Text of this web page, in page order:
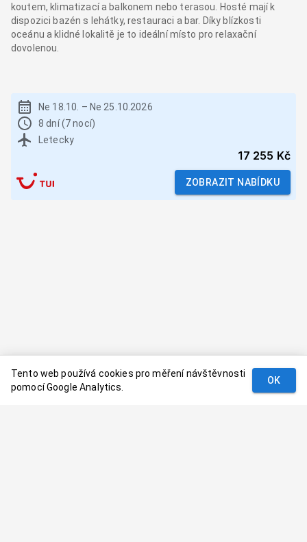
koutem, klimatizací a balkonem nebo terasou. Hosté mají k
dispozici bazén s lehátky, restauraci a bar. Díky blízkosti
oceánu a klidné lokalitě je to ideální místo pro relaxační
dovolenou.
Ne 18.10. – Ne 25.10.2026
8 dní (7 nocí)
Letecky
17 255 Kč
ZOBRAZIT NABÍDKU
Tento web používá cookies pro měření návštěvnosti
pomocí Google Analytics.
OK